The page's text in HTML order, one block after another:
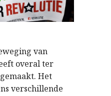
van
overal ter
Het
verschillende